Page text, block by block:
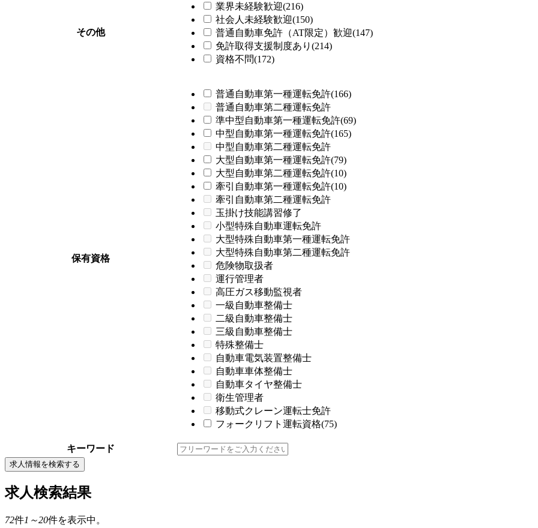
その他
業界未経験歓迎(216)
社会人未経験歓迎(150)
普通自動車免許（AT限定）歓迎(147)
免許取得支援制度あり(214)
資格不問(172)
保有資格
普通自動車第一種運転免許(166)
普通自動車第二種運転免許
準中型自動車第一種運転免許(69)
中型自動車第一種運転免許(165)
中型自動車第二種運転免許
大型自動車第一種運転免許(79)
大型自動車第二種運転免許(10)
牽引自動車第一種運転免許(10)
牽引自動車第二種運転免許
玉掛け技能講習修了
小型特殊自動車運転免許
大型特殊自動車第一種運転免許
大型特殊自動車第二種運転免許
危険物取扱者
運行管理者
高圧ガス移動監視者
一級自動車整備士
二級自動車整備士
三級自動車整備士
特殊整備士
自動車電気装置整備士
自動車車体整備士
自動車タイヤ整備士
衛生管理者
移動式クレーン運転士免許
フォークリフト運転資格(75)
キーワード
求人情報を検索する
求人検索結果
72件1～20件を表示中。